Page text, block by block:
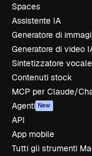
Spaces
Assistente IA
Generatore di
Generatore di video
Sintetizzatore
Contenuti stock
MCP per Claude/
Agenti New
API
App mobile
Tutti gli strumenti